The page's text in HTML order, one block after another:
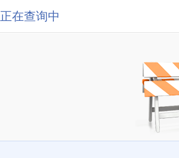
正在查询中